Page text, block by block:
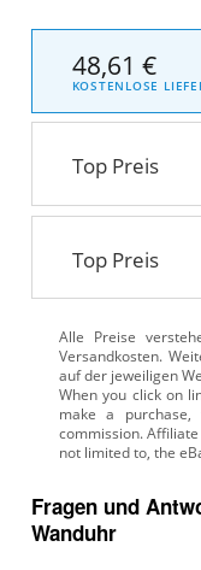
48,61 €
KOSTENLOSE
Top Preis
Top Preis
Alle Preise
Versandkosten.
auf der jeweiligen
Fragen und
Wanduhr